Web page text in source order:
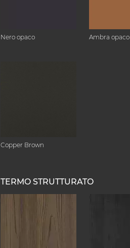
Nero opaco Ambra opaco
Copper Brown
TERMO STRUTTURATO